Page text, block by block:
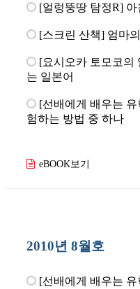
[얼렁뚱땅 탐정R]
[스크린 산책] 엄마
[요시오카 토모코의
는 일본어
[선배에게 배우는 유
험하는 방법 중 하나
eBOOK보기
2010년 8월호
[선배에게 배우는